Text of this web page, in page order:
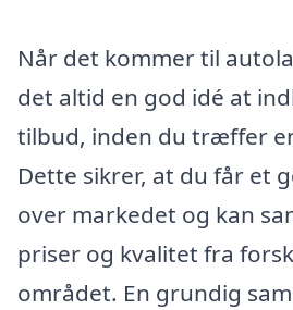
Når det kommer til
det altid en god idé at
tilbud, inden du træffer
Dette sikrer, at du får et
over markedet og kan
priser og kvalitet fra
området. En grundig